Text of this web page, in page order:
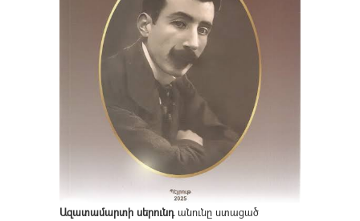
Ազատամարտի սերունդանունը ստացած